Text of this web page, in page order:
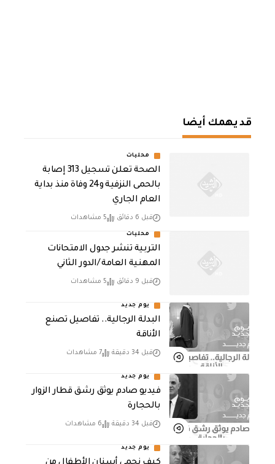
قد يهمك أيضا
محليات
الصحة تعلن تسجيل 313 إصابة
بالحمى النزفية و24 وفاة منذ بداية
العام الجاري
قبل 6 دقائق 5 مشاهدات
محليات
التربية تنشر جدول الامتحانات
المهنية العامة /الدور الثاني
قبل 9 دقائق 5 مشاهدات
يوم جديد
البدلة الرجالية.. تفاصيل تصنع
الأناقة
قبل 34 دقيقة 7 مشاهدات
يوم جديد
فيديو صادم يوثق رشق قطار الزوار
بالحجارة
قبل 34 دقيقة 6 مشاهدات
يوم جديد